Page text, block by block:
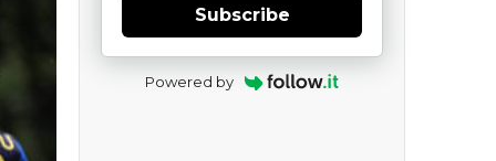
Subscribe
Powered by